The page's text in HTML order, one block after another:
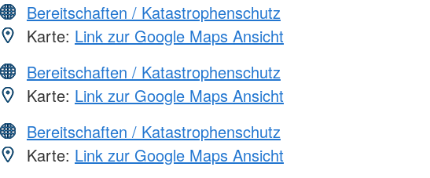
Bereitschaften / Katastrophenschutz
Karte: Link zur Google Maps Ansicht
Bereitschaften / Katastrophenschutz
Karte: Link zur Google Maps Ansicht
Bereitschaften / Katastrophenschutz
Karte: Link zur Google Maps Ansicht